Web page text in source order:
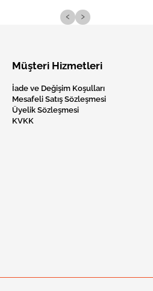
‹ ›
Müşteri Hizmetleri
İade ve Değişim Koşulları
Mesafeli Satış Sözleşmesi
Üyelik Sözleşmesi
KVKK